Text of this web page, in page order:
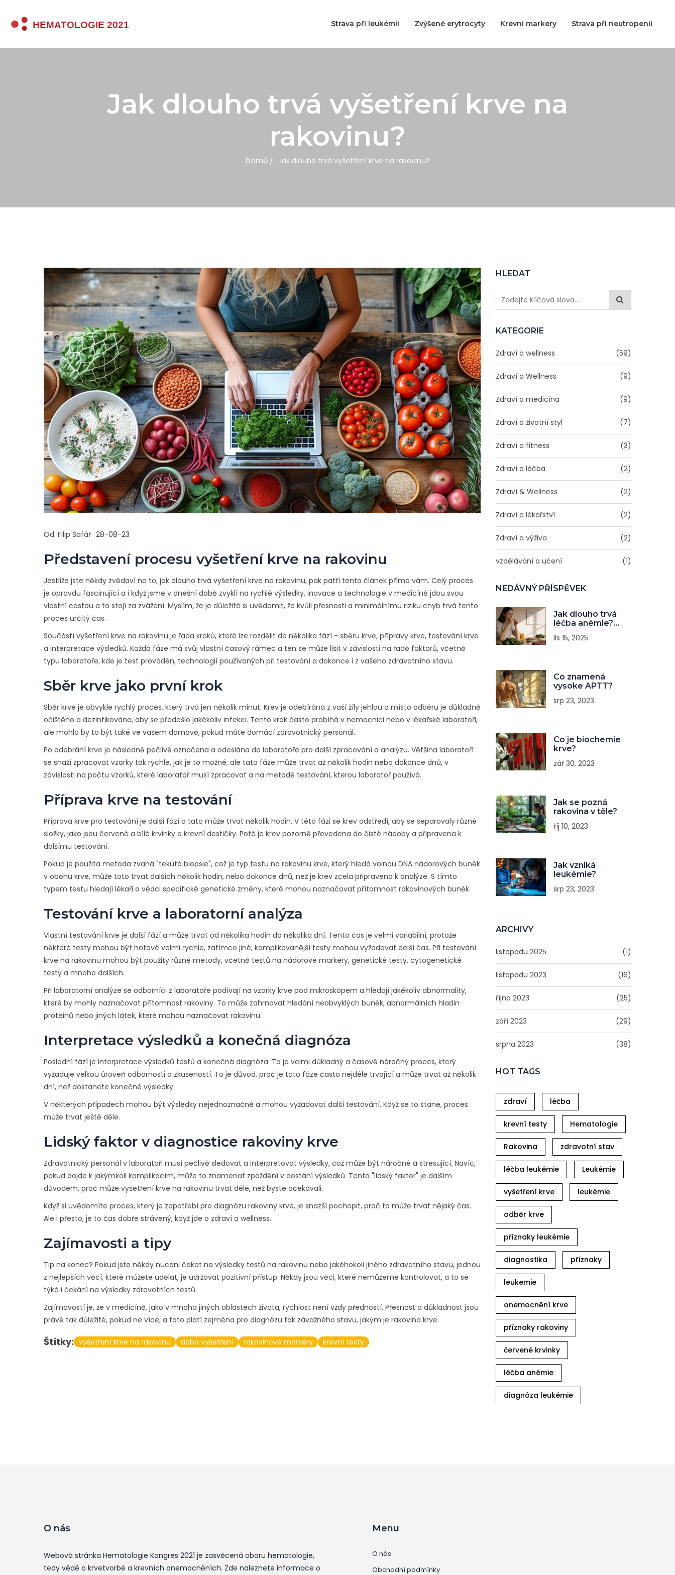
Strava při leukémii Zvýšené erytrocyty Krevní markery Strava při neutropenii
Jak dlouho trvá vyšetření krve na
rakovinu?
Domů Jak dlouho trvá vyšetření krve na rakovinu?
HLEDAT
KATEGORIE
Zdraví a wellness (59)
Zdraví a Wellness (9)
Zdraví a medicína (9)
Zdraví a životní styl (7)
Zdraví a fitness (3)
Zdraví a léčba (2)
Zdraví & Wellness (2)
Zdraví a lékařství (2)
Zdraví a výživa (2)
vzdělávání a učení (1)
NEDÁVNÝ PŘÍSPĚVEK
Jak dlouho trvá
léčba anémie?
typu a příčiny
lis 15, 2025
Co znamená
vysoke APTT?
srp 23, 2023
Co je biochemie
krve?
zář 30, 2023
Jak se pozná
rakovina v těle?
říj 10, 2023
Jak vzniká
leukémie?
srp 23, 2023
ARCHIVY
listopadu 2025 (1)
listopadu 2023 (16)
října 2023 (25)
září 2023 (29)
srpna 2023 (38)
HOT TAGS
zdraví léčba
krevní testy Hematologie
Rakovina zdravotní stav
léčba leukémie Leukémie
vyšetření krve leukémie
odběr krve
příznaky leukémie
diagnostika příznaky
leukemie
onemocnění krve
příznaky rakoviny
červené krvinky
léčba anémie
diagnóza leukémie
Od: Filip Šafář 28-08-23
Představení procesu vyšetření krve na rakovinu
Jestliže jste někdy zvědaví na to, jak dlouho trvá vyšetření krve na rakovinu, pak patří tento článek přímo vám. Celý proces
je opravdu fascinující a i když jsme v dnešní době zvyklí na rychlé výsledky, inovace a technologie v medicíně jdou svou
vlastní cestou a to stojí za zvážení. Myslím, že je důležité si uvědomit, že kvůli přesnosti a minimálnímu riziku chyb trvá tento
proces určitý čas.
Součástí vyšetření krve na rakovinu je řada kroků, které lze rozdělit do několika fází - sběru krve, přípravy krve, testování krve
a interpretace výsledků. Každá fáze má svůj vlastní časový rámec a ten se může lišit v závislosti na řadě faktorů, včetně
typu laboratoře, kde je test prováděn, technologií používaných při testování a dokonce i z vašeho zdravotního stavu.
Sběr krve jako první krok
Sběr krve je obvykle rychlý proces, který trvá jen několik minut. Krev je odebírána z vaší žíly jehlou a místo odběru je důkladně
očištěno a dezinfikováno, aby se předešlo jakékoliv infekci. Tento krok často probíhá v nemocnici nebo v lékařské laboratoři,
ale mohlo by to být také ve vašem domově, pokud máte domácí zdravotnický personál.
Po odebrání krve je následně pečlivě označena a odeslána do laboratoře pro další zpracování a analýzu. Většina laboratoří
se snaží zpracovat vzorky tak rychle, jak je to možné, ale tato fáze může trvat až několik hodin nebo dokonce dnů, v
závislosti na počtu vzorků, které laboratoř musí zpracovat a na metodě testování, kterou laboratoř používá.
Příprava krve na testování
Příprava krve pro testování je další fází a tato může trvat několik hodin. V této fázi se krev odstředí, aby se separovaly různé
složky, jako jsou červené a bílé krvinky a krevní destičky. Poté je krev pozorně převedena do čisté nádoby a připravena k
dalšímu testování.
Pokud je použita metoda zvaná "tekutá biopsie", což je typ testu na rakovinu krve, který hledá volnou DNA nádorových buněk
v oběhu krve, může toto trvat dalších několik hodin, nebo dokonce dnů, než je krev zcela připravena k analýze. S tímto
typem testu hledají lékaři a vědci specifické genetické změny, které mohou naznačovat přítomnost rakovinových buněk.
Testování krve a laboratorní analýza
Vlastní testování krve je další fází a může trvat od několika hodin do několika dní. Tento čas je velmi variabilní, protože
některé testy mohou být hotové velmi rychle, zatímco jiné, komplikovanější testy mohou vyžadovat delší čas. Při testování
krve na rakovinu mohou být použity různé metody, včetně testů na nádorové markery, genetické testy, cytogenetické
testy a mnoho dalších.
Při laboratorní analýze se odborníci z laboratoře podívají na vzorky krve pod mikroskopem a hledají jakékoliv abnormality,
které by mohly naznačovat přítomnost rakoviny. To může zahrnovat hledání neobvyklých buněk, abnormálních hladin
proteinů nebo jiných látek, které mohou naznačovat rakovinu.
Interpretace výsledků a konečná diagnóza
Poslední fází je interpretace výsledků testů a konečná diagnóza. To je velmi důkladný a časově náročný proces, který
vyžaduje velkou úroveň odbornosti a zkušeností. To je důvod, proč je tato fáze často nejdéle trvající a může trvat až několik
dní, než dostanete konečné výsledky.
V některých případech mohou být výsledky nejednoznačné a mohou vyžadovat další testování. Když se to stane, proces
může trvat ještě déle.
Lidský faktor v diagnostice rakoviny krve
Zdravotnický personál v laboratoři musí pečlivě sledovat a interpretovat výsledky, což může být náročné a stresující. Navíc,
pokud dojde k jakýmkoli komplikacím, může to znamenat zpoždění v dostání výsledků. Tento "lidský faktor" je dalším
důvodem, proč může vyšetření krve na rakovinu trvat déle, než byste očekávali.
Když si uvědomíte proces, který je zapotřebí pro diagnózu rakoviny krve, je snazší pochopit, proč to může trvat nějaký čas.
Ale i přesto, je to čas dobře strávený, když jde o zdraví a wellness.
Zajímavosti a tipy
Tip na konec? Pokud jste někdy nuceni čekat na výsledky testů na rakovinu nebo jakéhokoli jiného zdravotního stavu, jednou
z nejlepších věcí, které můžete udělat, je udržovat pozitivní přístup. Někdy jsou věci, které nemůžeme kontrolovat, a to se
týká i čekání na výsledky zdravotních testů.
Zajímavostí je, že v medicíně, jako v mnoha jiných oblastech života, rychlost není vždy předností. Přesnost a důkladnost jsou
právě tak důležité, pokud ne více, a toto platí zejména pro diagnózu tak závažného stavu, jakým je rakovina krve.
Štítky: vyšetření krve na rakovinu doba vyšetření rakovinové markery krevní testy
O nás
Webová stránka Hematologie Kongres 2021 je zasvěcená oboru hematologie,
tedy vědě o krvetvorbě a krevních onemocněních. Zde naleznete informace o
Menu
O nás
Obchodní podmínky